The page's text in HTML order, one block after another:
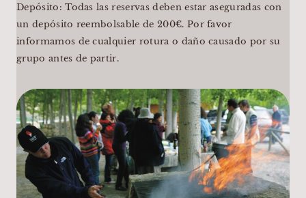
Depósito: Todas las reservas deben estar aseguradas con
un depósito reembolsable de 200€. Por favor
informamos de cualquier rotura o daño causado por su
grupo antes de partir.